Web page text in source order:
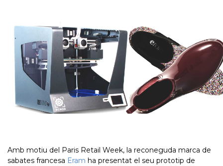
Amb motiu del Paris Retail Week, la reconeguda marca de
sabates francesa Eram ha presentat el seu prototip de